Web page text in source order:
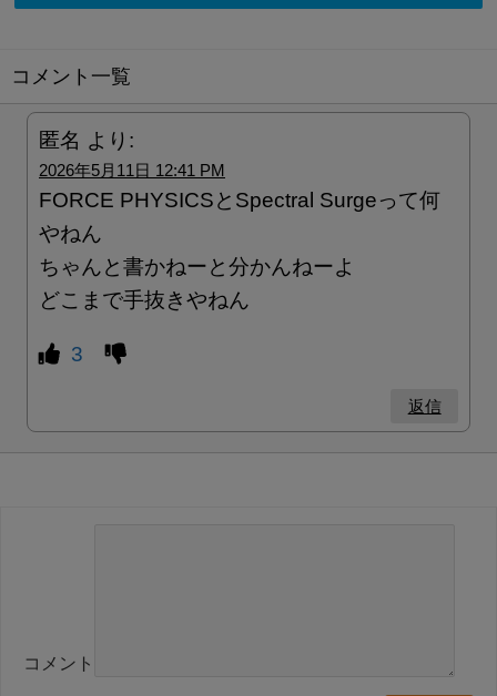
コメント一覧
匿名 より:
2026年5月11日 12:41 PM
FORCE PHYSICSとSpectral Surgeって何
やねん
ちゃんと書かねーと分かんねーよ
どこまで手抜きやねん
3
返信
コメント